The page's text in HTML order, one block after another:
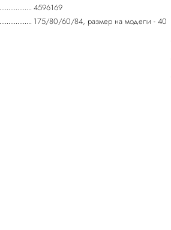
4596169
175/80/60/84, размер на модели - 40